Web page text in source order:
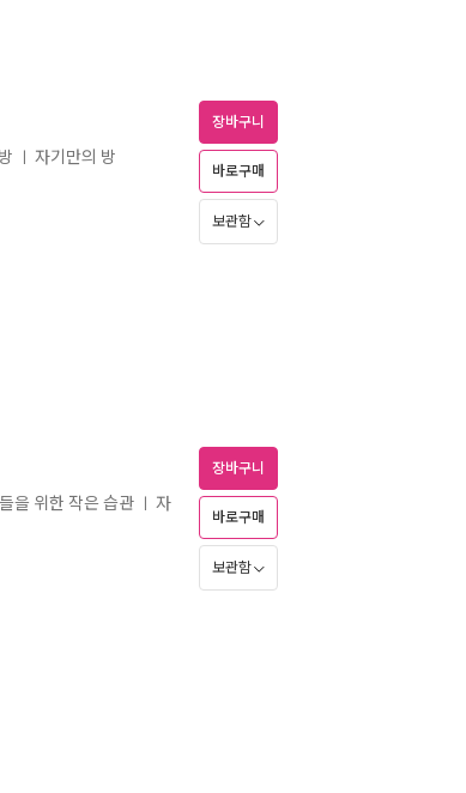
자기만의 방
장바구니
바로구매
보관함
을 위한 작은 습관 자
장바구니
바로구매
보관함